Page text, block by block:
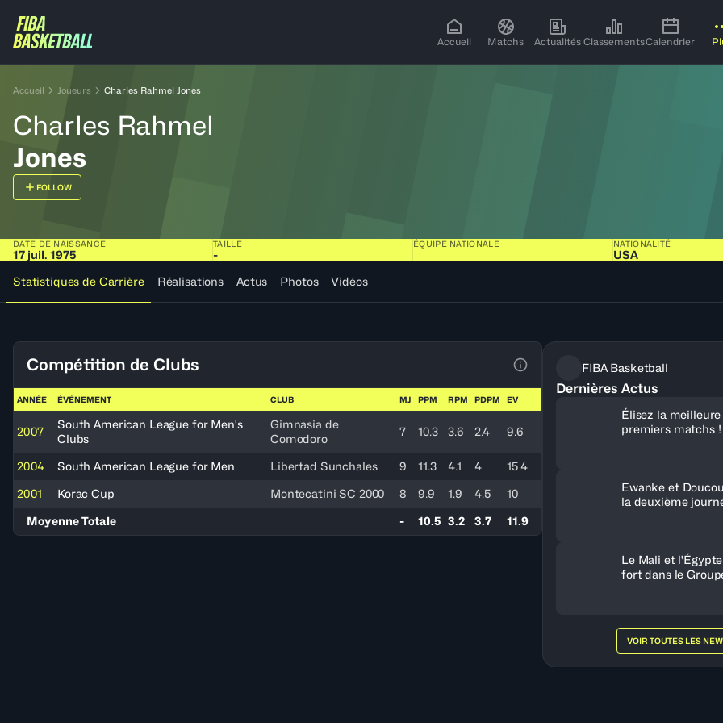
Accueil Matchs Actualités ClassementsCalendrier
Accueil Joueurs Charles Rahmel Jones
Charles Rahmel
Jones
FOLLOW
DATE DE NAISSANCE
17 juil. 1975
TAILLE
-
ÉQUIPE NATIONALE NATIONALITÉ
USA
Statistiques de Carrière
Réalisations Actus Photos Vidéos
Compétition de Clubs
Voir la Légende du Tableau
ANNÉE ÉVÉNEMENT CLUB MJ PPM RPM PDPM EV
2007
South American League for Men's
Clubs
Gimnasia de
Comodoro
7 10.3 3.6 2.4 9.6
2004 South American League for Men Libertad Sunchales 9 11.3 4.1 4
15.4
2001
Korac Cup Montecatini SC 2000 8 9.9 1.9 4.5
10
Moyenne Totale
- 10.5 3.2 3.7 11.9
FIBA Basketball
Dernières Actus
Élisez la
premiers matchs !
Ewanke et
la deuxième
Le Mali et
fort dans le
VOIR TOUTES LES